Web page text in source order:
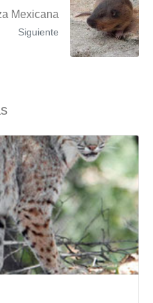
Mexicana
Siguiente